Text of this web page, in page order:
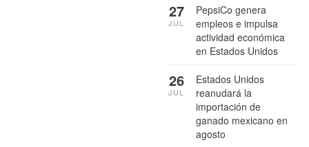
PepsiCo genera
empleos e impulsa
actividad económica
en Estados Unidos
27
JUL
Estados Unidos
reanudará la
importación de
ganado mexicano en
agosto
26
JUL